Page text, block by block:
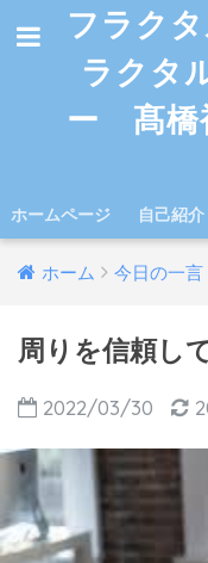
フラク
ラクタ
ー 髙橋
ホームページ 自己紹介
ホーム 今日の一言
周りを信頼し
2022/03/30